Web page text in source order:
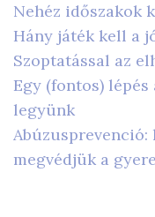
Nehéz időszakok
Hány játék kell a
Szoptatással az
Egy (fontos)
legyünk
megvédjük a